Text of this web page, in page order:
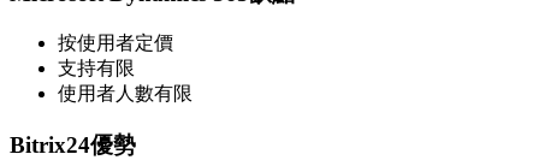
按使用者定價
支持有限
使用者人數有限
Bitrix24優勢